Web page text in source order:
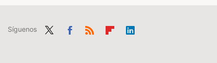
Síguenos